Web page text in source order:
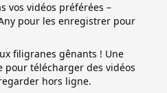
vos vidéos préférées –
pour les enregistrer pour
filigranes gênants ! Une
pour télécharger des vidéos
hors ligne.